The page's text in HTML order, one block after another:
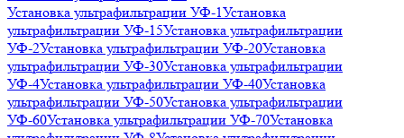
Установка ультрафильтрации УФ-1Установка
ультрафильтрации УФ-15Установка ультрафильтрации
УФ-2Установка ультрафильтрации УФ-20Установка
ультрафильтрации УФ-30Установка ультрафильтрации
УФ-4Установка ультрафильтрации УФ-40Установка
ультрафильтрации УФ-50Установка ультрафильтрации
УФ-60Установка ультрафильтрации УФ-70Установка